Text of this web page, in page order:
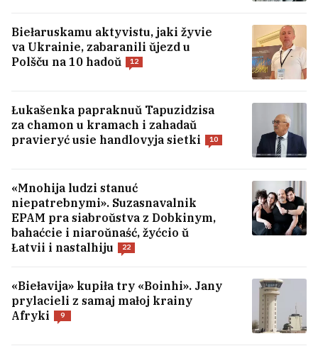
Biełaruskamu aktyvistu, jaki žyvie
va Ukrainie, zabaranili ŭjezd u
Polšču na 10 hadoŭ
12
Łukašenka papraknuŭ Tapuzidzisa
za chamon u kramach i zahadaŭ
pravieryć usie handlovyja sietki
10
«Mnohija ludzi stanuć
niepatrebnymi». Suzasnavalnik
EPAM pra siabroŭstva z Dobkinym,
bahaćcie i niaroŭnaść, žyćcio ŭ
Łatvii i nastalhiju
22
«Biełavija» kupiła try «Boinhi». Jany
prylacieli z samaj małoj krainy
Afryki
9
Tramp zajaviŭ, što Ukraina nie atrymaje
rakiet Patriot
15
Wildberries
Na «Hrodna Azocie» adbyŭsia pazapłanavy